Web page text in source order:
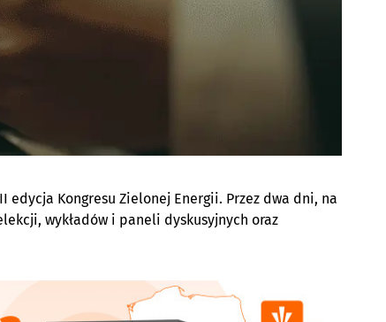
edycja Kongresu Zielonej Energii. Przez dwa dni, na
wykładów i paneli dyskusyjnych oraz